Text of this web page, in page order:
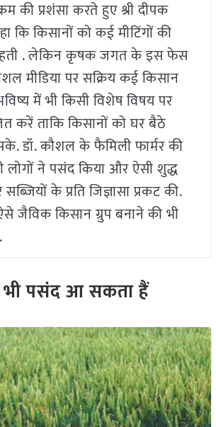
की प्रशंसा करते हुए श्री दीपक
कि किसानों को कई मीटिंगों की
. लेकिन कृषक जगत के इस फेस
मीडिया पर सक्रिय कई किसान
में भी किसी विशेष विषय पर
करें ताकि किसानों को घर बैठे
डॉ. कौशल के फैमिली फार्मर की
लोगों ने पसंद किया और ऐसी शुद्ध
के प्रति जिज्ञासा प्रकट की.
जैविक किसान ग्रुप बनाने की भी
पसंद आ सकता हैं